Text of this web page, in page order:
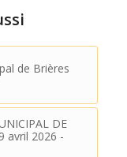
de Brières
DE
avril 2026 -